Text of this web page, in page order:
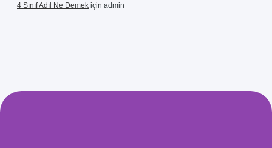
4 Sınıf Adıl Ne Demek için admin